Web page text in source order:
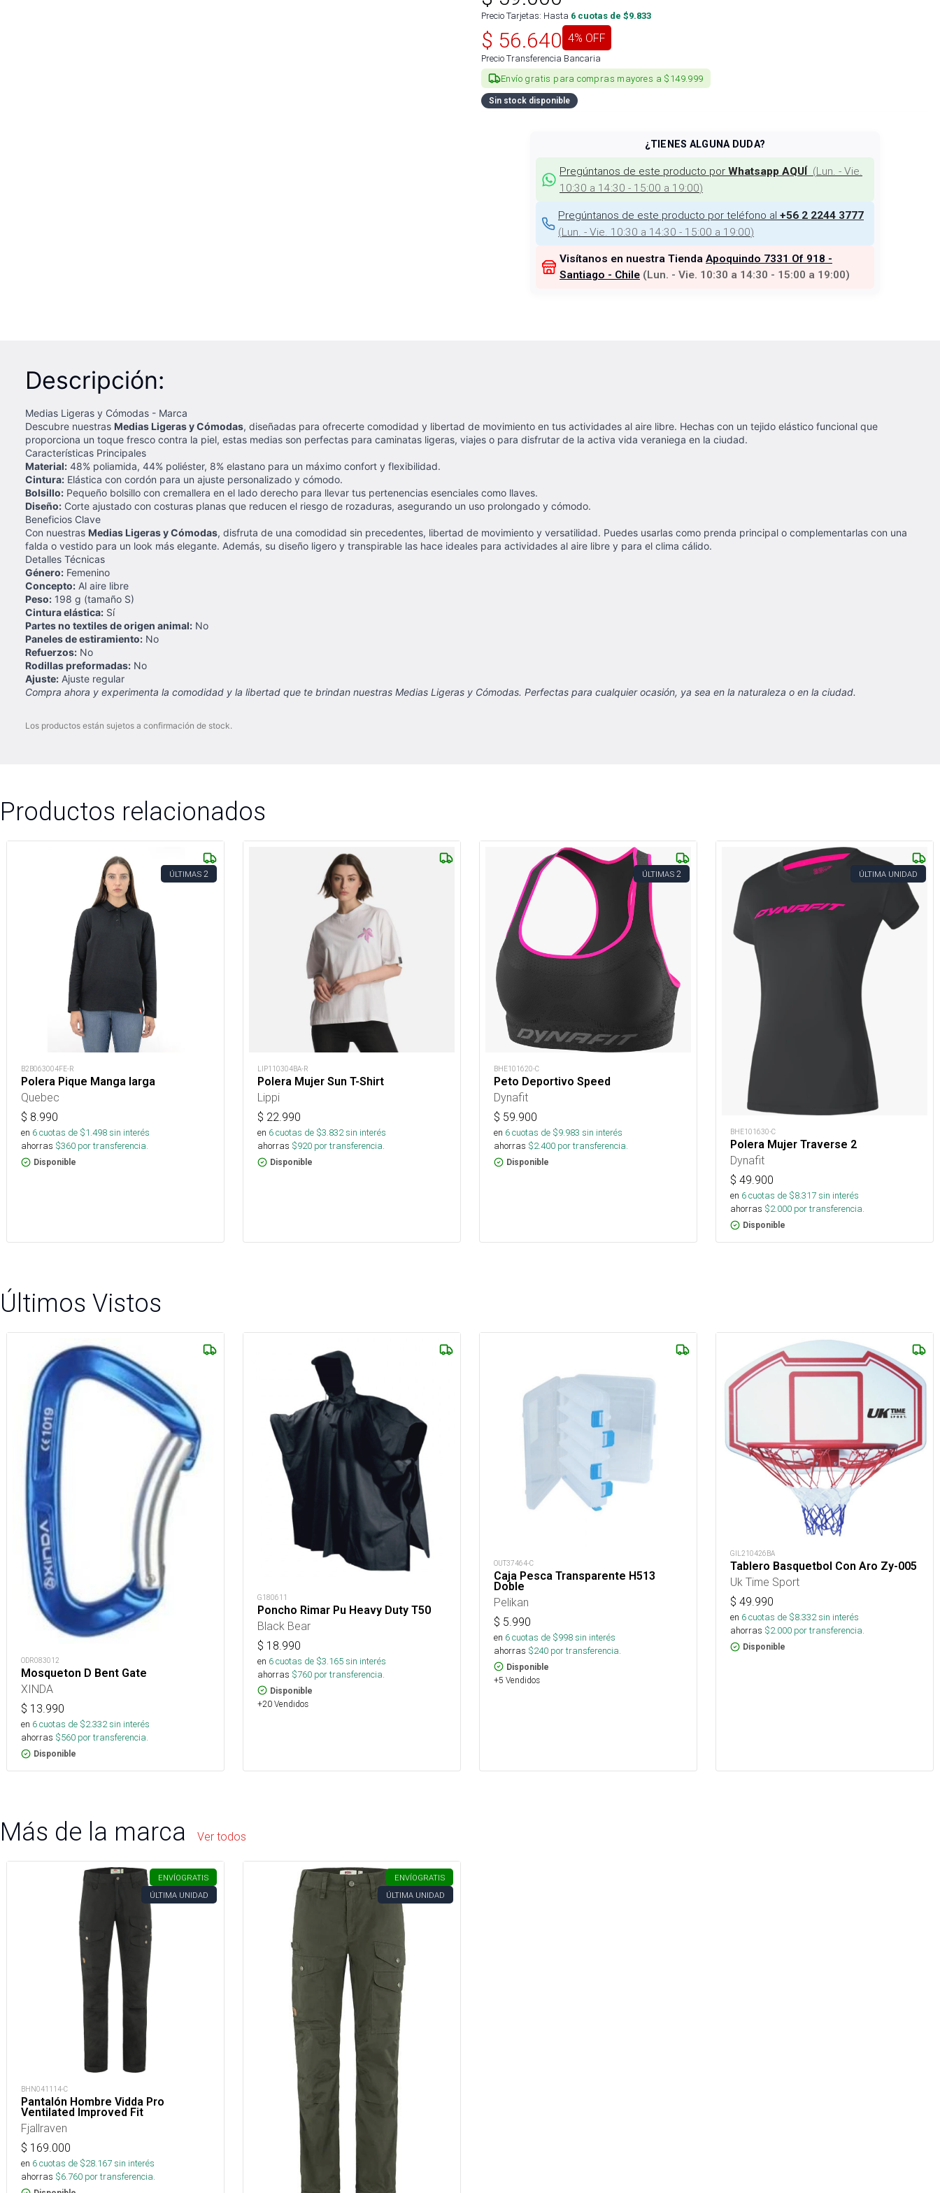
Precio Tarjetas: Hasta 6 cuotas de $9.833
$ 56.640 4% OFF
Precio Transferencia Bancaria
Envío gratis para compras mayores a $149.999
Sin stock disponible
¿TIENES ALGUNA DUDA?
Pregúntanos de este producto por Whatsapp AQUÍ (Lun. - Vie.
10:30 a 14:30 - 15:00 a 19:00)
Pregúntanos de este producto por teléfono al +56 2 2244 3777
(Lun. - Vie. 10:30 a 14:30 - 15:00 a 19:00)
Visítanos en nuestra Tienda Apoquindo 7331 Of 918 -
Santiago - Chile (Lun. - Vie. 10:30 a 14:30 - 15:00 a 19:00)
Descripción:
Medias Ligeras y Cómodas - Marca
Descubre nuestras Medias Ligeras y Cómodas, diseñadas para ofrecerte comodidad y libertad de movimiento en tus actividades al aire libre. Hechas con un tejido elástico funcional que
proporciona un toque fresco contra la piel, estas medias son perfectas para caminatas ligeras, viajes o para disfrutar de la activa vida veraniega en la ciudad.
Características Principales
Material: 48% poliamida, 44% poliéster, 8% elastano para un máximo confort y flexibilidad.
Cintura: Elástica con cordón para un ajuste personalizado y cómodo.
Bolsillo: Pequeño bolsillo con cremallera en el lado derecho para llevar tus pertenencias esenciales como llaves.
Diseño: Corte ajustado con costuras planas que reducen el riesgo de rozaduras, asegurando un uso prolongado y cómodo.
Beneficios Clave
Con nuestras Medias Ligeras y Cómodas, disfruta de una comodidad sin precedentes, libertad de movimiento y versatilidad. Puedes usarlas como prenda principal o complementarlas con una
falda o vestido para un look más elegante. Además, su diseño ligero y transpirable las hace ideales para actividades al aire libre y para el clima cálido.
Detalles Técnicas
Género: Femenino
Concepto: Al aire libre
Peso: 198 g (tamaño S)
Cintura elástica: Sí
Partes no textiles de origen animal: No
Paneles de estiramiento: No
Refuerzos: No
Rodillas preformadas: No
Ajuste: Ajuste regular
Compra ahora y experimenta la comodidad y la libertad que te brindan nuestras Medias Ligeras y Cómodas. Perfectas para cualquier ocasión, ya sea en la naturaleza o en la ciudad.
Los productos están sujetos a confirmación de stock.
Productos relacionados
ÚLTIMAS 2
B2B063004FE-R
Polera Pique Manga larga
Quebec
$ 8.990
en 6cuotas de $1.498sin interés
ahorras $360 por transferencia.
Disponible
LIP110304BA-R
Polera Mujer Sun T-Shirt
Lippi
$ 22.990
en 6cuotas de $3.832sin interés
ahorras $920 por transferencia.
Disponible
ÚLTIMAS 2
BHE101620-C
Peto Deportivo Speed
Dynafit
$ 59.900
en 6cuotas de $9.983 sin interés
ahorras $2.400 por transferencia.
Disponible
ÚLTIMA UNIDAD
BHE101630-C
Polera Mujer Traverse 2
Dynafit
$ 49.900
en 6cuotas de $8.317sin interés
ahorras $2.000 por transferencia.
Disponible
Últimos Vistos
ODR083012
Mosqueton D Bent Gate
XINDA
$ 13.990
en 6cuotas de $2.332sin interés
ahorras $560 por transferencia.
Disponible
G180611
Poncho Rimar Pu Heavy Duty T50
Black Bear
$ 18.990
en 6cuotas de $3.165sin interés
ahorras $760 por transferencia.
Disponible
+20 Vendidos
OUT37464-C
Caja Pesca Transparente H513
Doble
Pelikan
$ 5.990
en 6cuotas de $998sin interés
ahorras $240 por transferencia.
Disponible
+5 Vendidos
GIL210426BA
Tablero Basquetbol Con Aro Zy-005
Uk Time Sport
$ 49.990
en 6cuotas de $8.332sin interés
ahorras $2.000 por transferencia.
Disponible
Más de la marca Ver todos
ENVÍOGRATIS
ÚLTIMA UNIDAD
BHN041114-C
Pantalón Hombre Vidda Pro
Ventilated Improved Fit
Fjallraven
$ 169.000
en 6cuotas de $28.167sin interés
ahorras $6.760 por transferencia.
ENVÍOGRATIS
ÚLTIMA UNIDAD